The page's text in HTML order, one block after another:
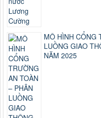
MÔ HÌNH CỔNG
LUỒNG GIAO
NĂM 2025